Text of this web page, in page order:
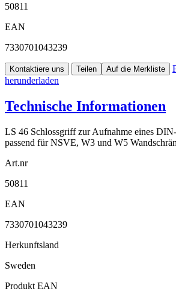
50811
EAN
7330701043239
Kontaktiere uns Teilen Auf die Merkliste
herunderladen
Technische Informationen
LS 46 Schlossgriff zur Aufnahme eines
passend für NSVE, W3 und W5
Art.nr
50811
EAN
7330701043239
Herkunftsland
Sweden
Produkt EAN